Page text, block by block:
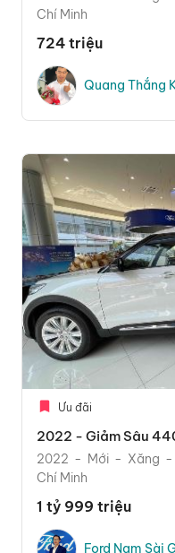
Chí Minh
724 triệu
Quang Thắng
Ưu đãi
2022 - Giảm Sâu
2022 Mới Xăng
Chí Minh
1 tỷ 999 triệu
Ford Nam Sài